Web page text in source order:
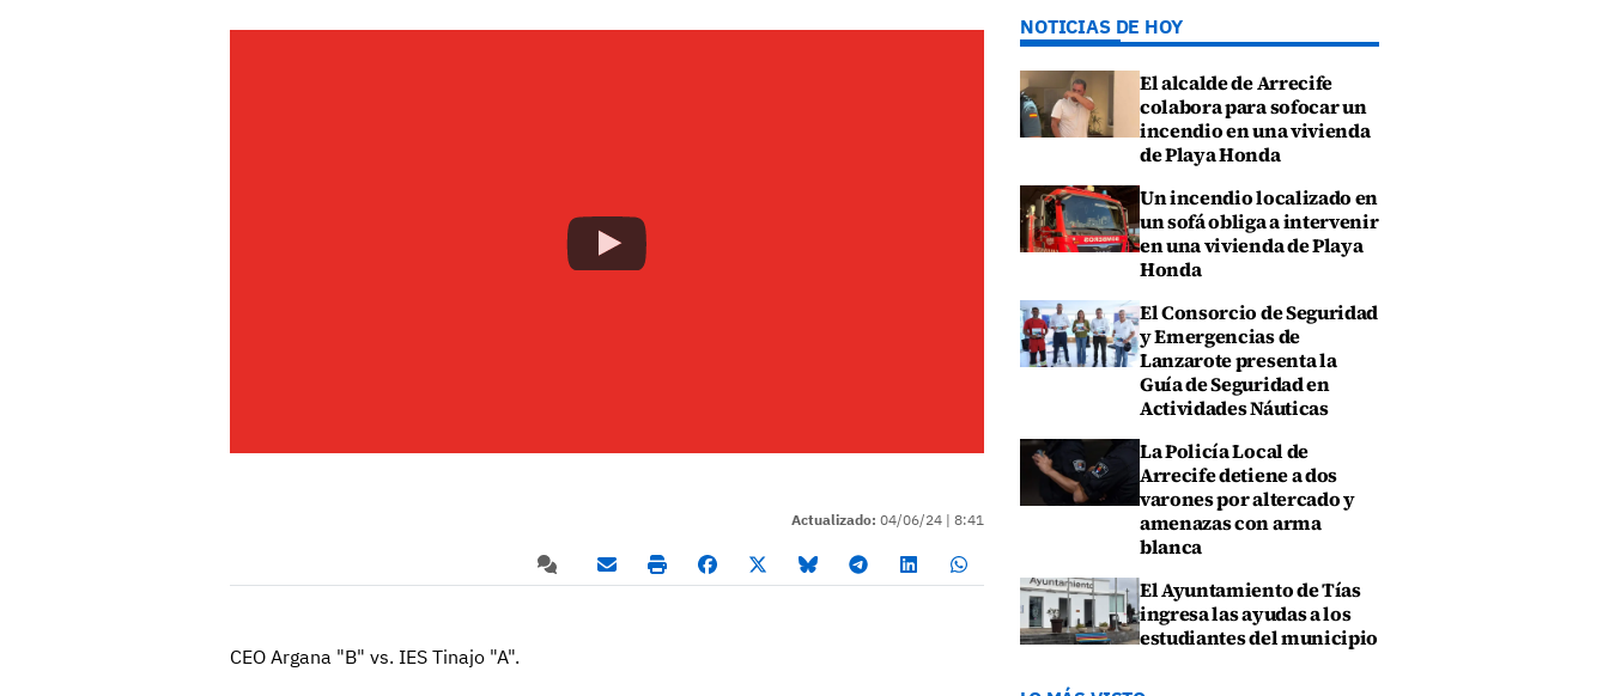
Actualizado: 04/06/24 | 8:41
CEO Argana "B" vs. IES Tinajo "A".
NOTICIAS DE HOY
El alcalde de Arrecife
colabora para sofocar un
incendio en una vivienda
de Playa Honda
Un incendio localizado en
un sofá obliga a intervenir
en una vivienda de Playa
Honda
El Consorcio de Seguridad
y Emergencias de
Lanzarote presenta la
Guía de Seguridad en
Actividades Náuticas
La Policía Local de
Arrecife detiene a dos
varones por altercado y
amenazas con arma
blanca
El Ayuntamiento de Tías
ingresa las ayudas a los
estudiantes del municipio